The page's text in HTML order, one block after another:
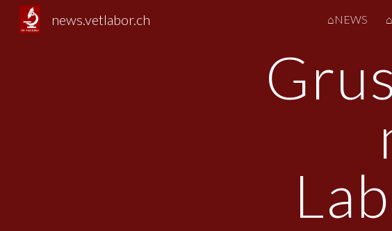
Skip to main
news.vetlabor.ch ⌂NEWS